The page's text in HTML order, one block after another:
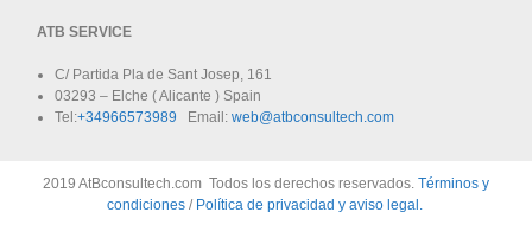
ATB SERVICE
C/ Partida Pla de Sant Josep, 161
03293 – Elche ( Alicante ) Spain
Tel:+34966573989 Email: web@atbconsultech.com
2019 AtBconsultech.com Todos los derechos reservados. Términos y
condiciones/ Política de privacidad y aviso legal.